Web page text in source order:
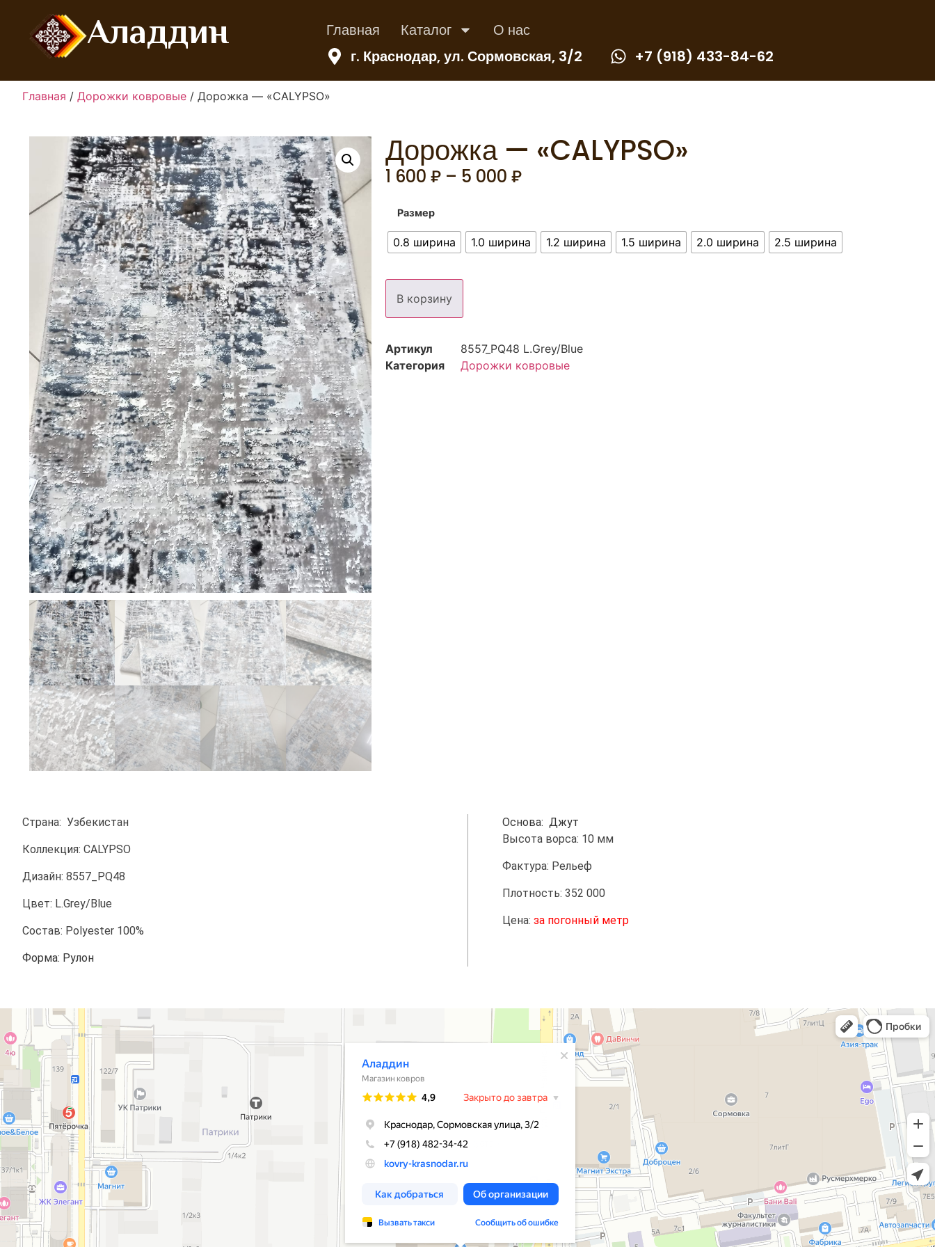
Аладдин Главная Каталог
О нас
г. Краснодар, ул. Сормовская, 3/2
+7 (918) 433-84-62
Главная / Дорожки ковровые / Дорожка — «CALYPSO»
Дорожка — «CALYPSO»
1 600 ₽ – 5 000 ₽
Размер
0.8 ширина 1.0 ширина 1.2 ширина 1.5 ширина 2.0 ширина 2.5 ширина
В корзину
Артикул
8557_PQ48 L.Grey/Blue
Категория
Дорожки ковровые
Страна: Узбекистан
Коллекция: CALYPSO
Дизайн: 8557_PQ48
Цвет: L.Grey/Blue
Состав: Polyester 100%
Форма: Рулон
Основа: Джут
Высота ворса: 10 мм
Фактура: Рельеф
Плотность: 352 000
Цена: за погонный метр
Магазин ковров в Краснодаре